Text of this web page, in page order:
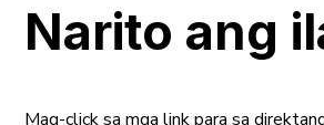
Narito ang
Mag-click sa mga link para sa